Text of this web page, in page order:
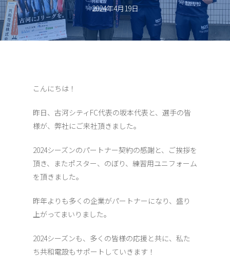
2024年4月19日
こんにちは！
昨日、古河シティFC代表の坂本代表と、選手の皆
様が、弊社にご来社頂きました。
2024シーズンのパートナー契約の感謝と、ご挨拶を
頂き、またポスター、のぼり、練習用ユニフォーム
を頂きました。
昨年よりも多くの企業がパートナーになり、盛り
上がってまいりました。
2024シーズンも、多くの皆様の応援と共に、私た
ち共和電設もサポートしていきます！